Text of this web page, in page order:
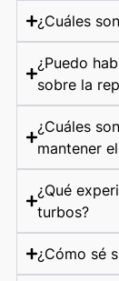
¿Cuáles
¿Puedo
sobre la
¿Cuáles
mantener
¿Qué
turbos?
¿Cómo sé